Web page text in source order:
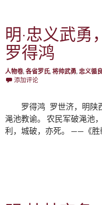
明·忠义武
罗得鸿
人物卷, 各省罗氏, 将帅武勇, 忠义循
添加评论
罗得鸿 罗世济，明陕
渑池教谕。 农民军破渑池
利，城破，亦死。 ——《胜